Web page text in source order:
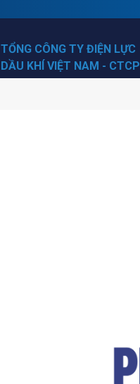
TỔNG CÔNG TY ĐIỆN LỰC
DẦU KHÍ VIỆT NAM - CTCP